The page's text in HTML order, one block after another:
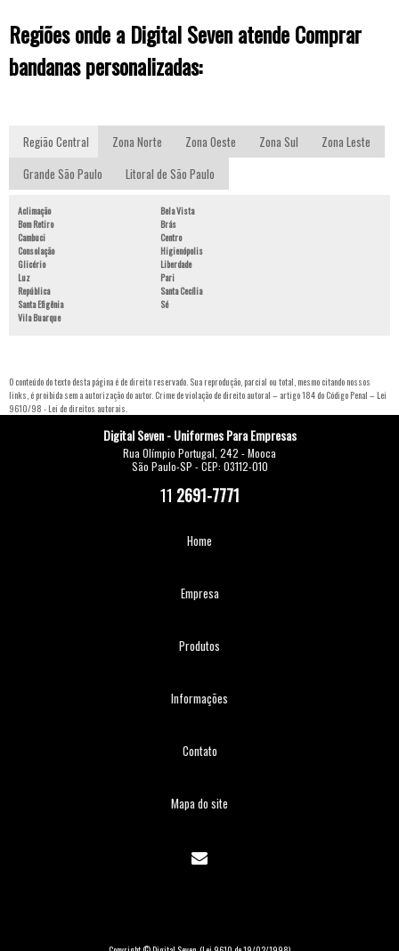
Regiões onde a Digital Seven atende Comprar
bandanas personalizadas:
Região Central Zona Norte Zona Oeste Zona Sul
Zona Leste
Grande São Paulo
Litoral de São Paulo
Aclimação
Bela Vista
Bom Retiro
Brás
Cambuci
Centro
Consolação
Higienópolis
Glicério
Liberdade
Luz
Pari
República
Santa Cecília
Santa Efigênia
Sé
Vila Buarque
O conteúdo do texto desta página é de direito reservado. Sua reprodução, parcial ou total, mesmo citando nossos
links, é proibida sem a autorização do autor. Crime de violação de direito autoral – artigo 184 do Código Penal – Lei
9610/98 - Lei de direitos autorais
Digital Seven - Uniformes Para Empresas
Rua Olímpio Portugal, 242 - Mooca
São Paulo-SP - CEP: 03112-010
11 2691-7771
Home
Empresa
Produtos
Informações
Contato
Mapa do site